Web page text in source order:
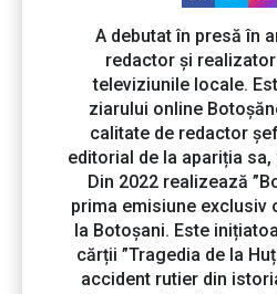
A debutat în presă în
redactor și
televiziunile locale.
ziarului online
calitate de redactor
editorial de la apariția sa,
Din 2022 realizează
prima emisiune exclusiv
la Botoșani. Este
cărții ”Tragedia de la
accident rutier din